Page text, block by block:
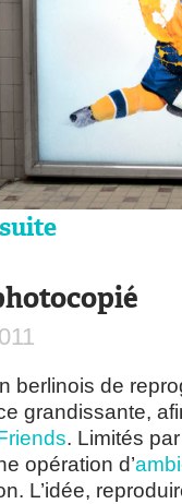
berlinois de
grandissante,
. Limités
opération d’
L’idée,